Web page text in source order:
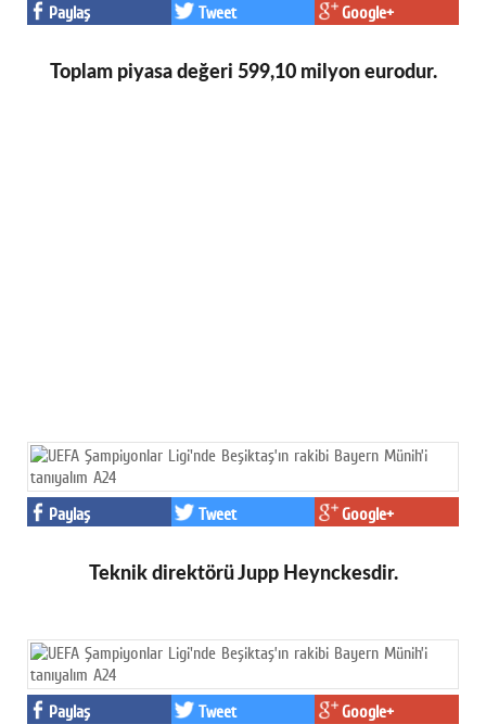
Paylaş Tweet Google+
Toplam piyasa değeri 599,10 milyon eurodur.
Paylaş Tweet Google+
Teknik direktörü Jupp Heynckesdir.
Paylaş Tweet Google+